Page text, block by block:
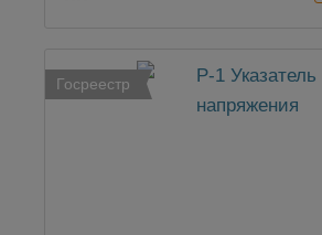
Госреестр